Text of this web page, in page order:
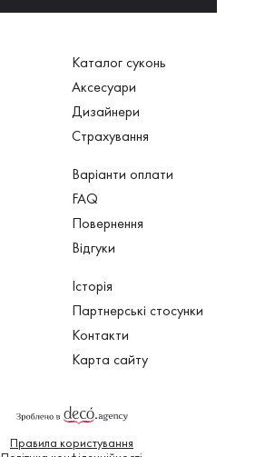
Каталог суконь
Аксесуари
Дизайнери
Страхування
Варіанти оплати
FAQ
Повернення
Відгуки
Історія
Партнерські стосунки
Контакти
Карта сайту
Правила користування